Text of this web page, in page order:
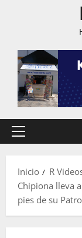
Menú
Inicio
R
Chipiona lleva
pies de su